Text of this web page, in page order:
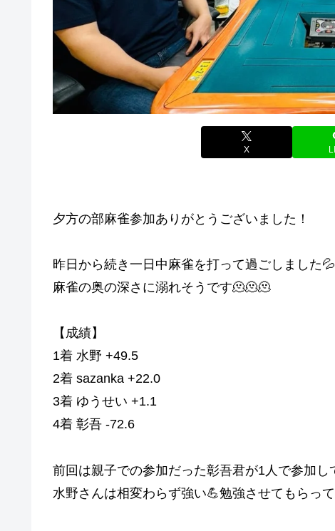
X
夕方の部麻雀参加ありがとうございました！
昨日から続き一日中麻雀を打って過ごしました💦
麻雀の奥の深さに溺れそうです🫠🫠🫠
【成績】
1着 水野 +49.5
2着 sazanka +22.0
3着 ゆうせい +1.1
4着 彰吾 -72.6
前回は親子での参加だった彰吾君が1人で参加
水野さんは相変わらず強い💪勉強させてもらっ